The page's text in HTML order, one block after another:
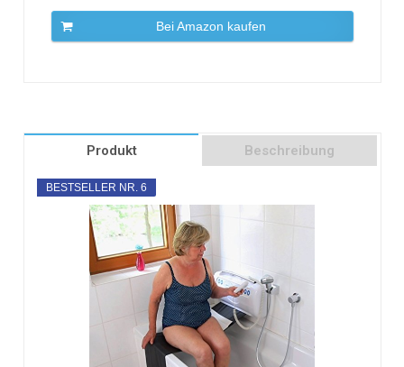
Bei Amazon kaufen
Produkt Beschreibung
BESTSELLER NR. 6